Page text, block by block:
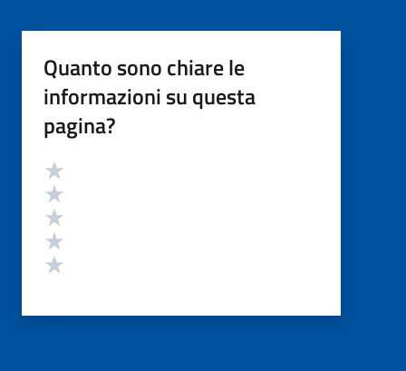
Quanto sono chiare le
informazioni su questa
pagina?
Valutazione